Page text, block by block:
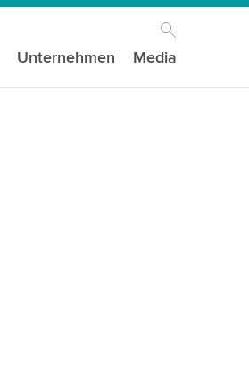
Unternehmen Media